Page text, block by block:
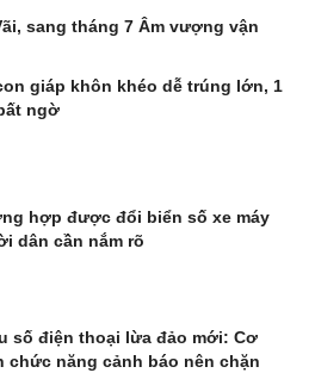
sang tháng 7 Âm vượng vận
giáp khôn khéo dễ trúng lớn, 1
ngờ
hợp được đổi biển số xe máy
dân cần nắm rõ
số điện thoại lừa đảo mới: Cơ
chức năng cảnh báo nên chặn